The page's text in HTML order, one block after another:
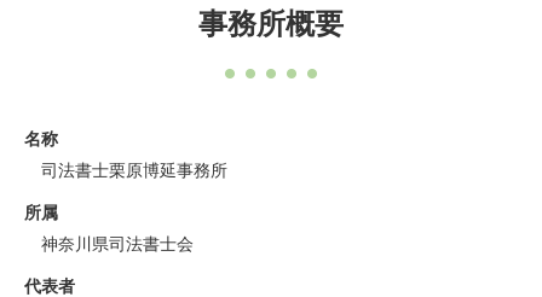
事務所概要
名称
司法書士栗原博延事務所
所属
神奈川県司法書士会
代表者